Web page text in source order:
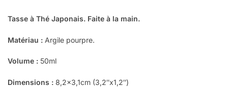
Tasse à Thé Japonais. Faite à la main.
Matériau : Argile pourpre.
Volume : 50ml
Dimensions : 8,2×3,1cm (3,2″x1,2″)